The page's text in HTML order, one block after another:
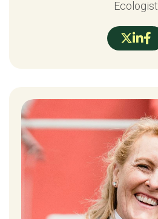
Ecologist
